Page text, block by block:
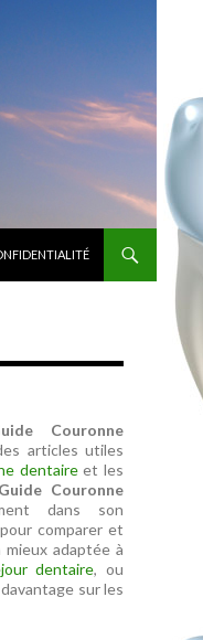
Couronne
articles utiles
dentaireet les
Guide Couronne
dans son
comparer et
mieux adaptée à
dentaire, ou
sur les